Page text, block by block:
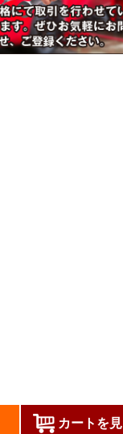
Reserved.
カートを